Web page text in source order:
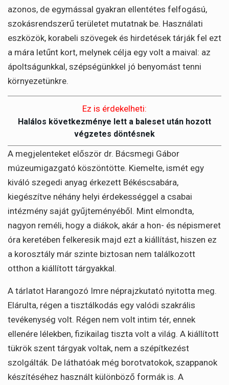
azonos, de egymással gyakran ellentétes felfogású,
szokásrendszerű területet mutatnak be. Használati
eszközök, korabeli szövegek és hirdetések tárják fel ezt
a mára letűnt kort, melynek célja egy volt a maival: az
ápoltságunkkal, szépségünkkel jó benyomást tenni
környezetünkre.
Ez is érdekelheti:
Halálos következménye lett a baleset után hozott
végzetes döntésnek
A megjelenteket először dr. Bácsmegi Gábor
múzeumigazgató köszöntötte. Kiemelte, ismét egy
kiváló szegedi anyag érkezett Békéscsabára,
kiegészítve néhány helyi érdekességgel a csabai
intézmény saját gyűjteményéből. Mint elmondta,
nagyon reméli, hogy a diákok, akár a hon- és népismeret
óra keretében felkeresik majd ezt a kiállítást, hiszen ez
a korosztály már szinte biztosan nem találkozott
otthon a kiállított tárgyakkal.
A tárlatot Harangozó Imre néprajzkutató nyitotta meg.
Elárulta, régen a tisztálkodás egy valódi szakrális
tevékenység volt. Régen nem volt intim tér, ennek
ellenére lélekben, fizikailag tiszta volt a világ. A kiállított
tükrök szent tárgyak voltak, nem a szépítkezést
szolgálták. De láthatóak még borotvatokok, szappanok
készítéséhez használt különböző formák is. A